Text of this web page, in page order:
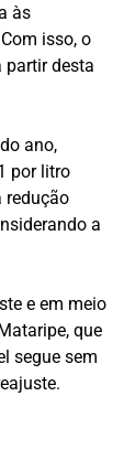
às
isso, o
partir desta
ano,
por litro
redução
a
e em meio
que
segue sem